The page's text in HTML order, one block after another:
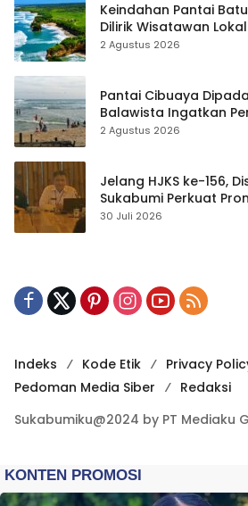
Keindahan Pantai
Dilirik Wisatawan
2 Agustus 2026
Pantai Cibuaya
Balawista Ingatkan
Waspada
2 Agustus 2026
Jelang HJKS ke-156,
Sukabumi Perkuat
Publikasi Digital
30 Juli 2026
Indeks Kode Etik Privacy
Pedoman Media Siber
Redaksi
Sukabumiku@2024 by PT Mediaku